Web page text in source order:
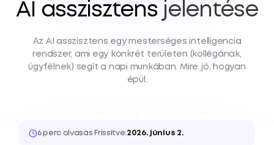
AI asszisztens jelentése
Az AI asszisztens egy mesterséges intelligencia
rendszer, ami egy konkrét területen (kollégának,
ügyfélnek) segít a napi munkában. Mire jó, hogyan
épül.
6 perc olvasás·Frissítve:2026. június 2.